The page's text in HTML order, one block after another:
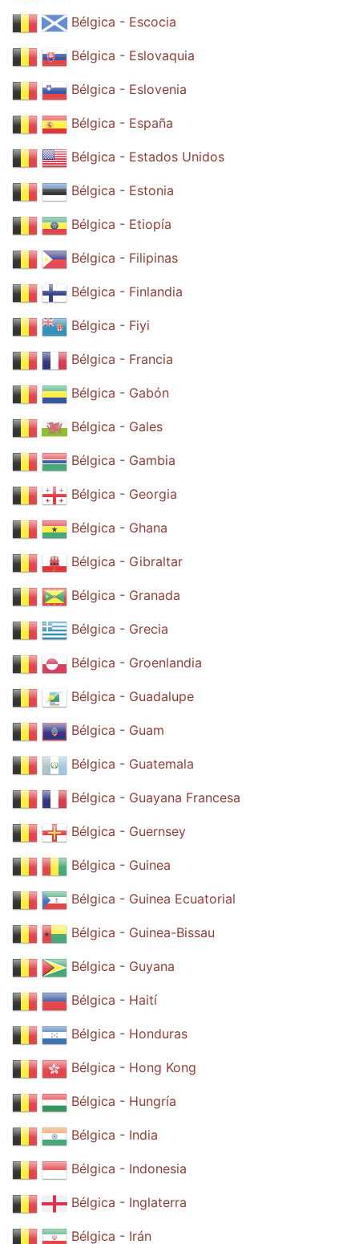
Bélgica - Escocia
Bélgica - Eslovaquia
Bélgica - Eslovenia
Bélgica - España
Bélgica - Estados Unidos
Bélgica - Estonia
Bélgica - Etiopía
Bélgica - Filipinas
Bélgica - Finlandia
Bélgica - Fiyi
Bélgica - Francia
Bélgica - Gabón
Bélgica - Gales
Bélgica - Gambia
Bélgica - Georgia
Bélgica - Ghana
Bélgica - Gibraltar
Bélgica - Granada
Bélgica - Grecia
Bélgica - Groenlandia
Bélgica - Guadalupe
Bélgica - Guam
Bélgica - Guatemala
Bélgica - Guayana Francesa
Bélgica - Guernsey
Bélgica - Guinea
Bélgica - Guinea Ecuatorial
Bélgica - Guinea-Bissau
Bélgica - Guyana
Bélgica - Haití
Bélgica - Honduras
Bélgica - Hong Kong
Bélgica - Hungría
Bélgica - India
Bélgica - Indonesia
Bélgica - Inglaterra
Bélgica - Irán